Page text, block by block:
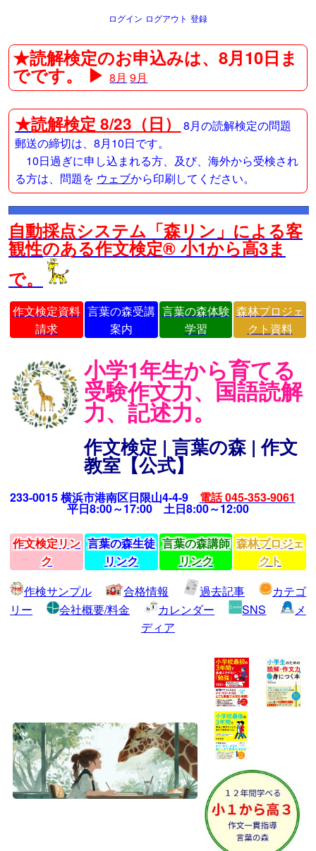
ログイン ログアウト 登録
★読解検定のお申込みは、8月10日ま
でです。 ▶8月 9月
★読解検定 8/23（日）
8月の読解検定の問題
郵送の締切は、8月10日です。
10日過ぎに申し込まれる方、及び、海外から受検され
る方は、問題を ウェブから印刷してください。
自動採点システム「森リン」による客
観性のある作文検定® 小1から高3ま
で。
作文検定資料
請求
言葉の森受講
案内
言葉の森体験
学習
森林プロジェ
クト資料
小学1年生から育てる
受験作文力、国語読解
力、記述力。
作文検定 | 言葉の森 | 作文
教室【公式】
233-0015 横浜市港南区日限山4-4-9 電話 045-353-9061
平日8:00～17:00 土日8:00～12:00
作文検定リン
ク
言葉の森生徒
リンク
言葉の森講師
リンク
森林プロジェ
クト
作検サンプル
合格情報 過去記事
カテゴ
リー
会社概要/料金 カレンダー SNS
メ
ディア